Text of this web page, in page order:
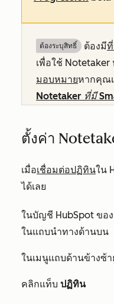
ต้องระบุสิทธิ์ ต้องมี
เพื่อใช้ Notetaker
มอบหมายหากคุณ
Notetaker ที่มี
ตั้งค่า
เมื่อเชื่อมต่อปฏิทินใน
ได้เลย
ในบัญชี HubSpot ขอ
ในแถบนำทางด้านบน
ในเมนูแถบด้านข้างซ้า
คลิกแท็บ ปฏิทิน